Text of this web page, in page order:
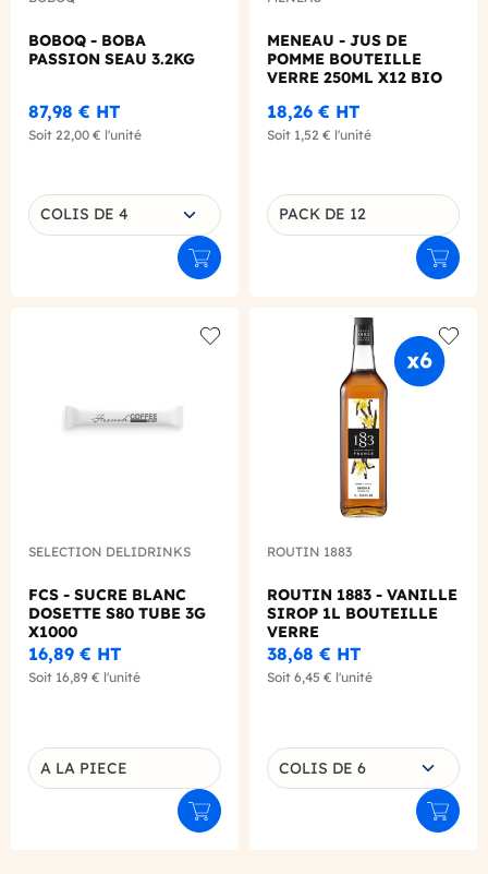
BOBOQ - BOBA
PASSION SEAU 3.2KG
87,98 € HT
Soit 22,00 € l'unité
Choisissez une déclinaison
COLIS DE 4
Ajouter au panier
MENEAU - JUS DE
POMME BOUTEILLE
VERRE 250ML X12 BIO
18,26 € HT
Soit 1,52 € l'unité
Déclinaison du produit
PACK DE 12
SELECTION DELIDRINKS
FCS - SUCRE BLANC
DOSETTE S80 TUBE 3G
X1000
16,89 € HT
Soit 16,89 € l'unité
Déclinaison du produit
A LA PIECE
Ajouter au panier
Add
ROUTIN 1883
ROUTIN 1883 - VANILLE
SIROP 1L BOUTEILLE
VERRE
38,68 € HT
Soit 6,45 € l'unité
Choisissez une déclinaison
COLIS DE 6